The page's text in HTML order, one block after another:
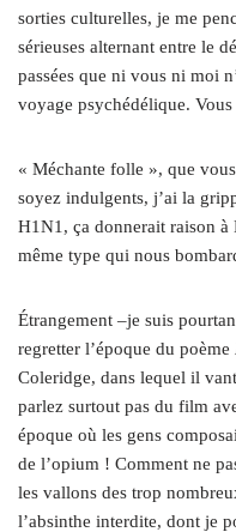
sorties culturelles, je me
sérieuses alternant entre le
passées que ni vous ni moi
voyage psychédélique. Vous
« Méchante folle », que
soyez indulgents, j’ai la
H1N1, ça donnerait raison à
même type qui nous
Étrangement –je suis
regretter l’époque du poème
Coleridge, dans lequel il
parlez surtout pas du film
époque où les gens
de l’opium ! Comment ne
les vallons des trop
l’absinthe interdite, dont je